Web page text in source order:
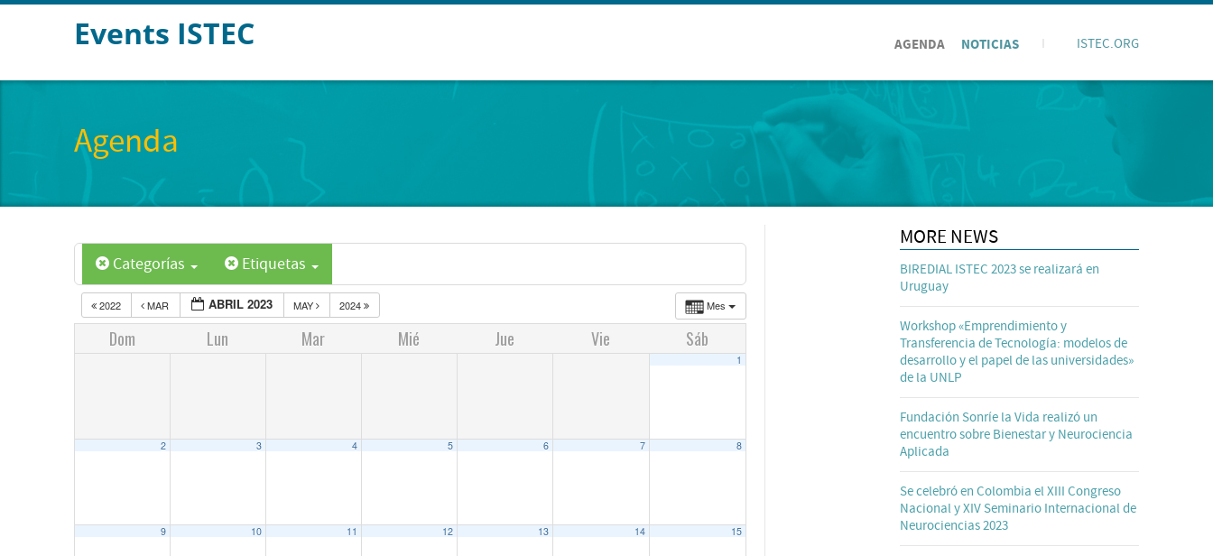
Events ISTEC AGENDA NOTICIAS ISTEC.ORG
Agenda
Categorías Etiquetas
Mes
2022 MAR ABRIL 2023 MAY 2024
Dom Lun Mar Mié Jue Vie Sáb
1
2 3 4 5 6 7 8
9 10 11 12 13 14 15
MORE NEWS
BIREDIAL ISTEC 2023 se realizará en
Uruguay
Workshop «Emprendimiento y
Transferencia de Tecnología: modelos de
desarrollo y el papel de las universidades»
de la UNLP
Fundación Sonríe la Vida realizó un
encuentro sobre Bienestar y Neurociencia
Aplicada
Se celebró en Colombia el XIII Congreso
Nacional y XIV Seminario Internacional de
Neurociencias 2023